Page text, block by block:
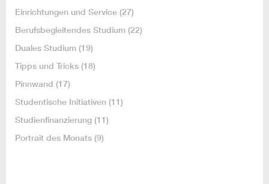
Einrichtungen und Service (27)
Berufsbegleitendes Studium (22)
Duales Studium (19)
Tipps und Tricks (18)
Pinnwand (17)
Studentische Initiativen (11)
Studienfinanzierung (11)
Portrait des Monats (9)